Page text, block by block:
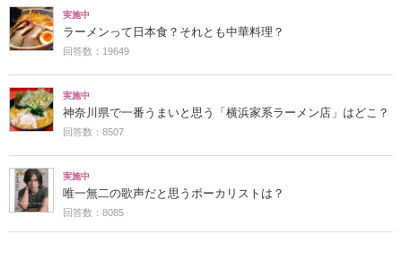
実施中
ラーメンって日本食？それとも中華料理？
回答数：19649
実施中
神奈川県で一番うまいと思う「横浜家系ラーメン店」はどこ？
回答数：8507
実施中
唯一無二の歌声だと思うボーカリストは？
回答数：8085